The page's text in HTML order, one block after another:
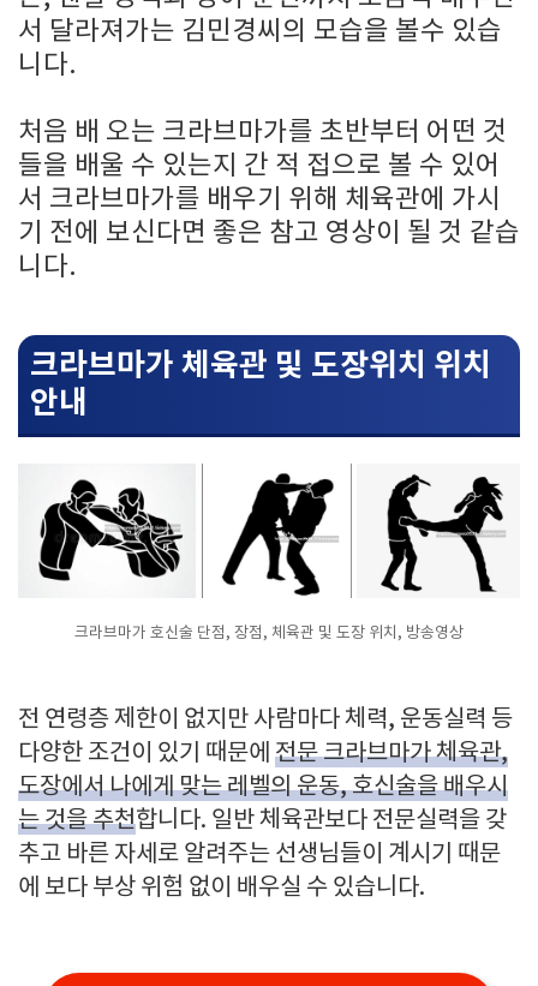
서 달라져가는 김민경씨의 모습을 볼수 있습
니다.
처음 배 오는 크라브마가를 초반부터 어떤 것
들을 배울 수 있는지 간 적 접으로 볼 수 있어
서 크라브마가를 배우기 위해 체육관에 가시
기 전에 보신다면 좋은 참고 영상이 될 것 같습
니다.
크라브마가 체육관 및 도장위치 위치
안내
크라브마가 호신술 단점, 장점, 체육관 및 도장 위치, 방송영상
전 연령층 제한이 없지만 사람마다 체력, 운동실력 등
다양한 조건이 있기 때문에 전문 크라브마가 체육관,
도장에서 나에게 맞는 레벨의 운동, 호신술을 배우시
는 것을 추천합니다. 일반 체육관보다 전문실력을 갖
추고 바른 자세로 알려주는 선생님들이 계시기 때문
에 보다 부상 위험 없이 배우실 수 있습니다.